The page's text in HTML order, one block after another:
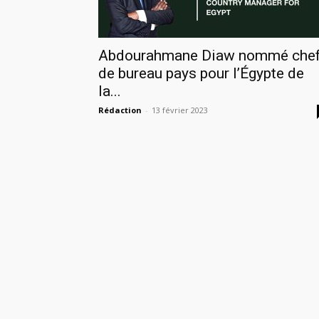
Abdourahmane Diaw nommé
de bureau pays pour l’Égypte de
la...
Rédaction - 13 février 2023